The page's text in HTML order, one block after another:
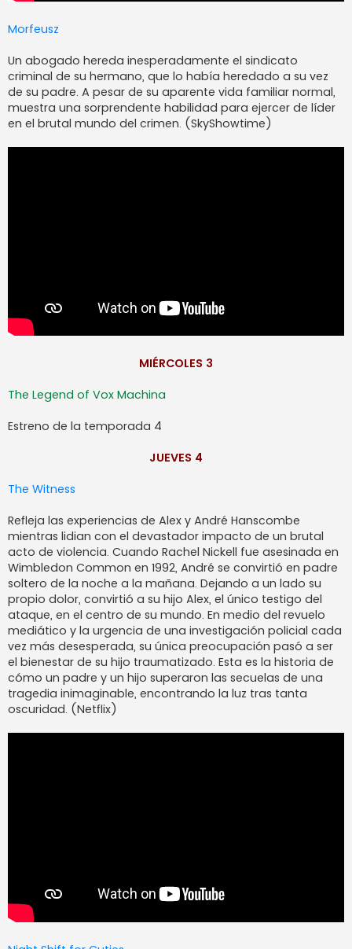
Morfeusz
Un abogado hereda inesperadamente el sindicato
criminal de su hermano, que lo había heredado a su vez
de su padre. A pesar de su aparente vida familiar normal,
muestra una sorprendente habilidad para ejercer de líder
en el brutal mundo del crimen. (SkyShowtime)
MIÉRCOLES 3
The Legend of Vox Machina
Estreno de la temporada 4
JUEVES 4
The Witness
Refleja las experiencias de Alex y André Hanscombe
mientras lidian con el devastador impacto de un brutal
acto de violencia. Cuando Rachel Nickell fue asesinada en
Wimbledon Common en 1992, André se convirtió en padre
soltero de la noche a la mañana. Dejando a un lado su
propio dolor, convirtió a su hijo Alex, el único testigo del
ataque, en el centro de su mundo. En medio del revuelo
mediático y la urgencia de una investigación policial cada
vez más desesperada, su única preocupación pasó a ser
el bienestar de su hijo traumatizado. Esta es la historia de
cómo un padre y un hijo superaron las secuelas de una
tragedia inimaginable, encontrando la luz tras tanta
oscuridad. (Netflix)